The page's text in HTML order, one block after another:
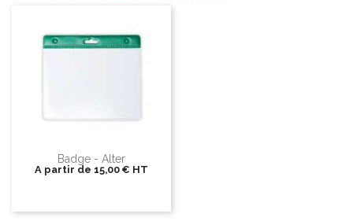
Badge - Alter
A partir de 15,00 € HT